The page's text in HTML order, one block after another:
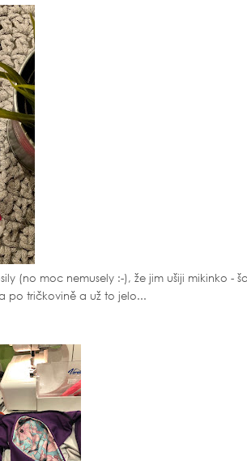
(no moc nemusely :-), že jim ušiji mikinko -
po tričkovině a už to jelo...